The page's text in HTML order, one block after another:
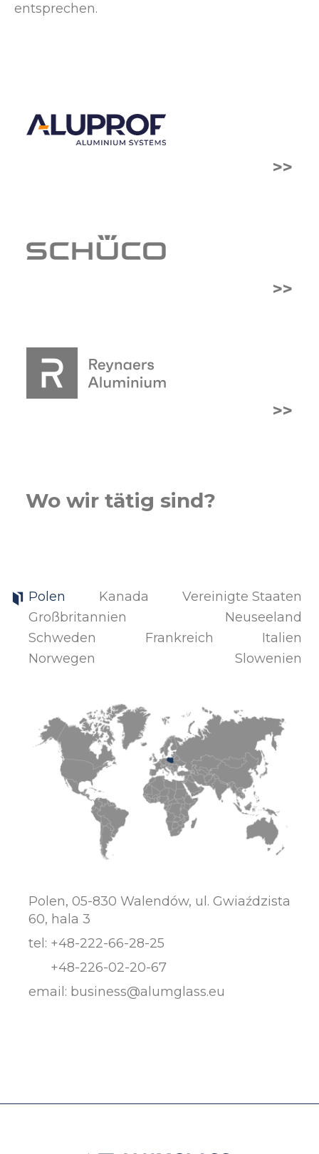
entsprechen.
>>
>>
>>
Wo wir tätig sind?
Polen Kanada
Vereinigte Staaten
Großbritannien
Neuseeland
Schweden
Frankreich
Italien
Norwegen
Slowenien
Polen, 05-830 Walendów, ul. Gwiaździsta
60, hala 3
tel: +48-222-66-28-25
+48-226-02-20-67
email: business@alumglass.eu